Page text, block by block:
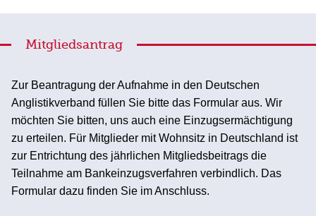
Mitgliedsantrag
Zur Beantragung der Aufnahme in den Deutschen
Anglistikverband füllen Sie bitte das Formular aus. Wir
möchten Sie bitten, uns auch eine Einzugsermächtigung
zu erteilen. Für Mitglieder mit Wohnsitz in Deutschland ist
zur Entrichtung des jährlichen Mitgliedsbeitrags die
Teilnahme am Bankeinzugsverfahren verbindlich. Das
Formular dazu finden Sie im Anschluss.